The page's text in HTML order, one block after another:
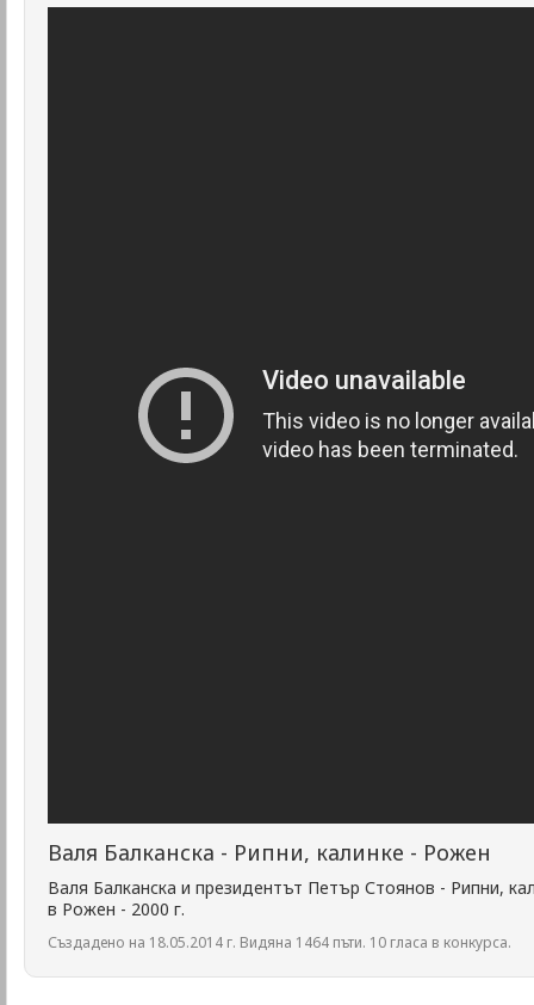
Валя Балканска - Рипни, калинке - Рожен
Валя Балканска и президентът Петър Стоянов - Рипни,
в Рожен - 2000 г.
Създадено на 18.05.2014 г. Видяна 1464 пъти. 10 гласа в конкурса.